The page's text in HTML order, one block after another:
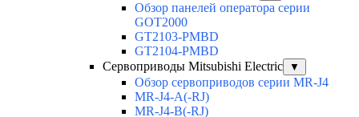
Обзор панелей оператора серии
GOT2000
GT2103-PMBD
GT2104-PMBD
Сервоприводы Mitsubishi Electric
▼
Обзор сервоприводов серии MR-J4
MR-J4-A(-RJ)
MR-J4-B(-RJ)